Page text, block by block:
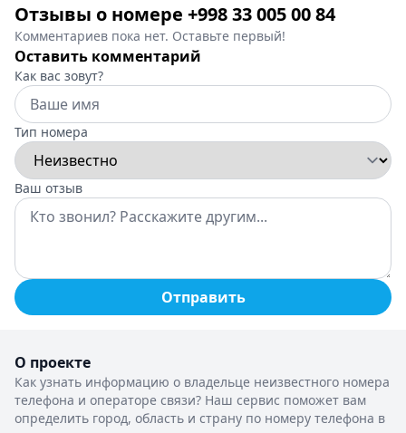
Отзывы о номере +998 33 005 00 84
Комментариев пока нет. Оставьте первый!
Оставить комментарий
Как вас зовут?
Тип номера
Ваш отзыв
Отправить
О проекте
Как узнать информацию о владельце неизвестного номера
телефона и операторе связи? Наш сервис поможет вам
определить город, область и страну по номеру телефона в